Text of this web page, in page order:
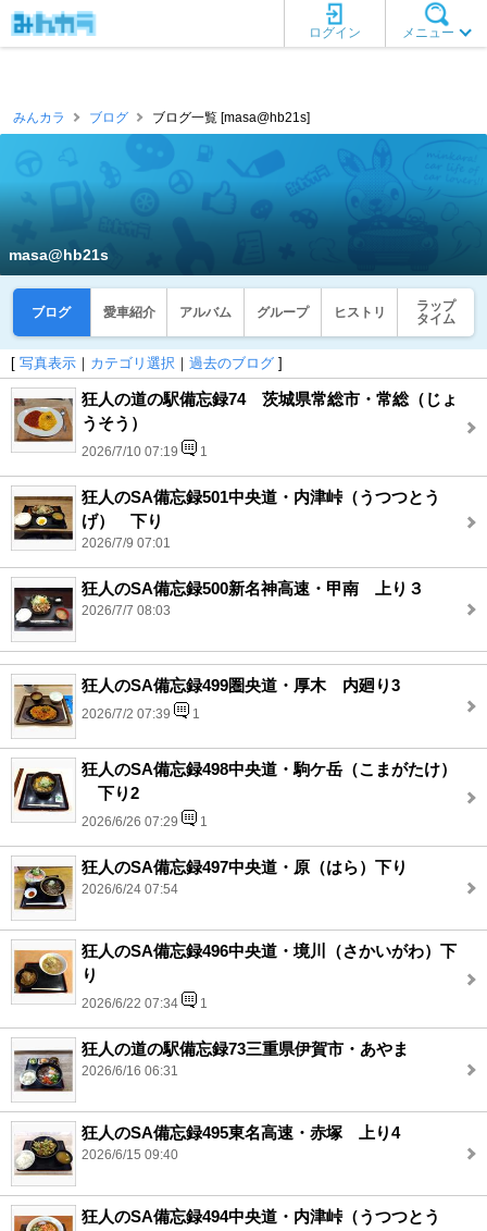
メニュー
ログイン
みんカラ ブログ ブログ一覧 [masa@hb21s]
masa@hb21s
ブログ 愛車紹介 アルバム グループ ヒストリ
ラップ
タイム
[ 写真表示 ｜ カテゴリ選択 ｜ 過去のブログ ]
狂人の道の駅備忘録74 茨城県常総市・常総（じょ
うそう）
2026/7/10 07:19 1
狂人のSA備忘録501中央道・内津峠（うつつとう
げ） 下り
2026/7/9 07:01
狂人のSA備忘録500新名神高速・甲南 上り３
2026/7/7 08:03
狂人のSA備忘録499圏央道・厚木 内廻り3
2026/7/2 07:39 1
狂人のSA備忘録498中央道・駒ケ岳（こまがたけ）
下り2
2026/6/26 07:29 1
狂人のSA備忘録497中央道・原（はら）下り
2026/6/24 07:54
狂人のSA備忘録496中央道・境川（さかいがわ）下
り
2026/6/22 07:34 1
狂人の道の駅備忘録73三重県伊賀市・あやま
2026/6/16 06:31
狂人のSA備忘録495東名高速・赤塚 上り4
2026/6/15 09:40
狂人のSA備忘録494中央道・内津峠（うつつとう